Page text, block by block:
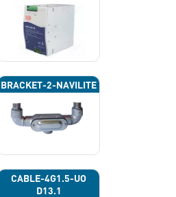
BRACKET-2-NAVILITE
CABLE-4G1.5-UO
D13.1